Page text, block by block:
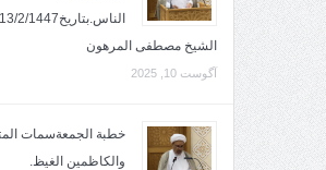
الشيخ مصطفى المرهون
آگوست 10, 2025
والكاظمين الغيظ.